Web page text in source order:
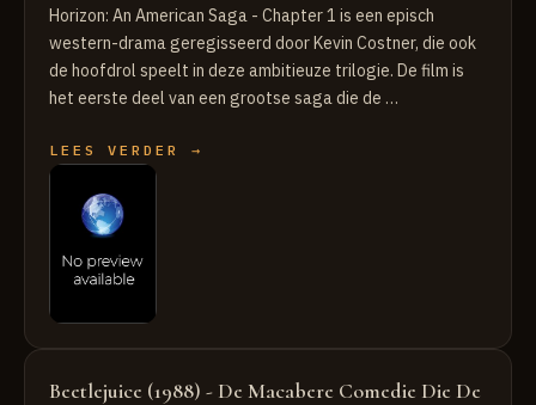
Horizon: An American Saga - Chapter 1 is een episch
western-drama geregisseerd door Kevin Costner, die ook
de hoofdrol speelt in deze ambitieuze trilogie. De film is
het eerste deel van een grootse saga die de …
LEES VERDER →
Beetlejuice (1988) - De Macabere Comedie Die De